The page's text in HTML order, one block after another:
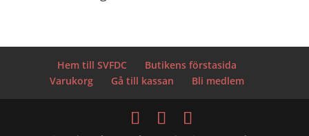
Hem till SVFDC
Butikens förstasida
Varukorg
Gå till kassan Bli medlem